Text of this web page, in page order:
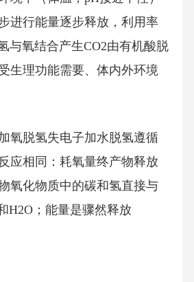
进行能量逐步释放，利用率
与氧结合产生CO2由有机酸脱
生理功能需要、体内外环境
氧脱氢失电子加水脱氢遵循
应相同：耗氧量终产物释放
氧化物质中的碳和氢直接与
H2O；能量是骤然释放